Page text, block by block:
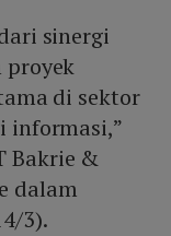
sinergi
proyek
di sektor
informasi,”
Bakrie &
dalam
3).